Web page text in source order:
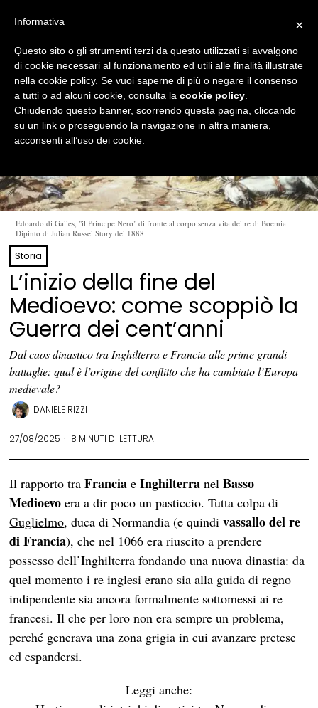
Edoardo di Galles, "il Principe Nero" di fronte al corpo senza vita del re di Boemia.
Dipinto di Julian Russel Story del 1888
Storia
L’inizio della fine del
Medioevo: come scoppiò la
Guerra dei cent’anni
Dal caos dinastico tra Inghilterra e Francia alle prime grandi
battaglie: qual è l’origine del conflitto che ha cambiato l’Europa
medievale?
DANIELE RIZZI
27/08/2025 8 MINUTI DI LETTURA
Il rapporto traFrancia eInghilterra nelBasso
Medioevo era a dir poco un pasticcio. Tutta colpa di
Guglielmo, duca di Normandia (e quindivassallo del re
di Francia), che nel 1066 era riuscito a prendere
possesso dell’Inghilterra fondando una nuova dinastia: da
quel momento i re inglesi erano sia alla guida di regno
indipendente sia ancora formalmente sottomessi ai re
francesi. Il che per loro non era sempre un problema,
perché generava una zona grigia in cui avanzare pretese
ed espandersi.
Leggi anche:
×
Informativa
Questo sito o gli strumenti terzi da questo utilizzati si avvalgono
di cookie necessari al funzionamento ed utili alle finalità illustrate
nella cookie policy. Se vuoi saperne di più o negare il consenso
a tutti o ad alcuni cookie, consulta la cookie policy
Chiudendo questo banner, scorrendo questa pagina, cliccando
su un link o proseguendo la navigazione in altra maniera,
acconsenti all’uso dei cookie.